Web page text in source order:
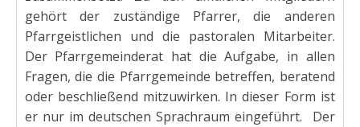
gehört der zuständige Pfarrer, die anderen
Pfarrgeistlichen und die pastoralen Mitarbeiter.
Der Pfarrgemeinderat hat die Aufgabe, in allen
Fragen, die die Pfarrgemeinde betreffen, beratend
oder beschließend mitzuwirken. In dieser Form ist
er nur im deutschen Sprachraum eingeführt. Der